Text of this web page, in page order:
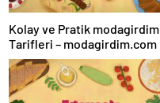
Kolay ve Pratik modagirdim
Tarifleri – modagirdim.com